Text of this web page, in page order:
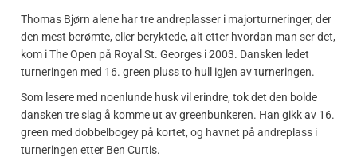
Thomas Bjørn alene har tre andreplasser i majorturneringer, der
den mest berømte, eller beryktede, alt etter hvordan man ser det,
kom i The Open på Royal St. Georges i 2003. Dansken ledet
turneringen med 16. green pluss to hull igjen av turneringen.
Som lesere med noenlunde husk vil erindre, tok det den bolde
dansken tre slag å komme ut av greenbunkeren. Han gikk av 16.
green med dobbelbogey på kortet, og havnet på andreplass i
turneringen etter Ben Curtis.